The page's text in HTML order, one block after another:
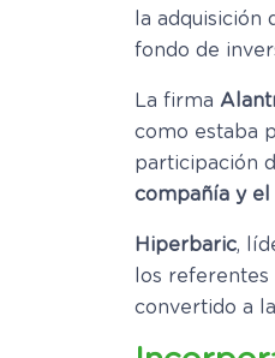
la
fondo de
La firma
como estaba
participación
compañía y el
Hiperbaric,
los
convertido a